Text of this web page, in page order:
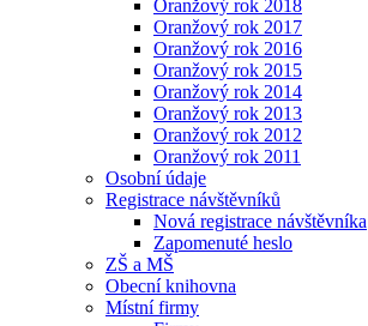
Oranžový rok 2018
Oranžový rok 2017
Oranžový rok 2016
Oranžový rok 2015
Oranžový rok 2014
Oranžový rok 2013
Oranžový rok 2012
Oranžový rok 2011
Osobní údaje
Registrace návštěvníků
Nová registrace návštěvníka
Zapomenuté heslo
ZŠ a MŠ
Obecní knihovna
Místní firmy